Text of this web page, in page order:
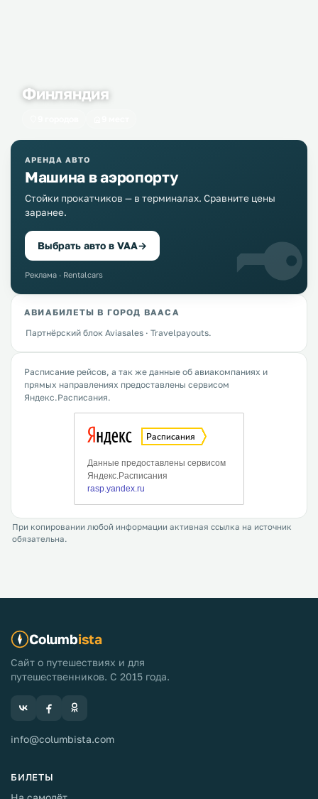
Финляндия
АРЕНДА АВТО
Машина в аэропорту
Стойки прокатчиков — в терминалах. Сравните цены
заранее.
Выбрать авто в VAA→
Реклама · Rentalcars
АВИАБИЛЕТЫ В ГОРОД ВААСА
Партнёрский блок Aviasales · Travelpayouts.
Расписание рейсов, а так же данные об авиакомпаниях и
прямых направлениях предоставлены сервисом
Яндекс.Расписания.
При копировании любой информации активная ссылка на источник
обязательна.
Columbista
Сайт о путешествиях и для
путешественников. С 2015 года.
info@columbista.com
БИЛЕТЫ